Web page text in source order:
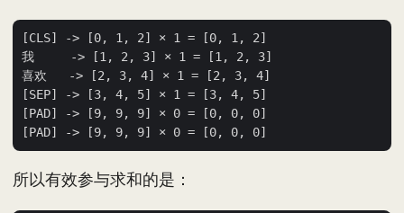
[CLS] -> [0, 1, 2] × 1 = [0, 1, 2]
我     -> [1, 2, 3] × 1 = [1, 2, 3]
喜欢   -> [2, 3, 4] × 1 = [2, 3, 4]
[SEP] -> [3, 4, 5] × 1 = [3, 4, 5]
[PAD] -> [9, 9, 9] × 0 = [0, 0, 0]
所以有效参与求和的是：